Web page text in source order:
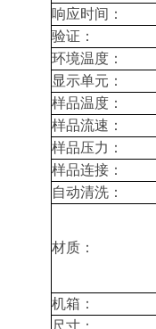
响应时间：
验证：
环境温度：
显示单元：
样品温度：
样品流速：
样品压力：
样品连接：
自动清洗：
材质：
机箱：
尺寸：